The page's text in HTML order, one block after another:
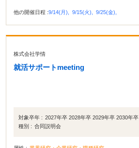
他の開催日程 :9/14(月), 9/15(火), 9/25(金),
株式会社学情
就活サポートmeeting
対象卒年 : 2027年卒 2028年卒 2029年卒 2030年卒
種別 : 合同説明会